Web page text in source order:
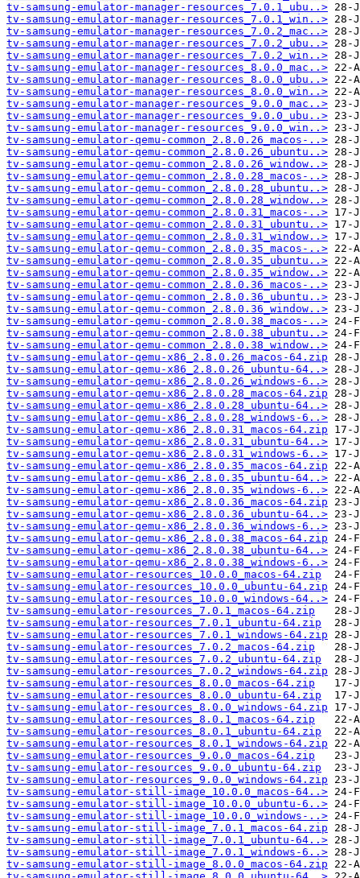
tv-samsung-emulator-manager-resources_7.0.1_ubu..>
tv-samsung-emulator-manager-resources_7.0.1_win..>
tv-samsung-emulator-manager-resources_7.0.2_mac..>
tv-samsung-emulator-manager-resources_7.0.2_ubu..>
tv-samsung-emulator-manager-resources_7.0.2_win..>
tv-samsung-emulator-manager-resources_8.0.0_mac..>
tv-samsung-emulator-manager-resources_8.0.0_ubu..>
tv-samsung-emulator-manager-resources_8.0.0_win..>
tv-samsung-emulator-manager-resources_9.0.0_mac..>
tv-samsung-emulator-manager-resources_9.0.0_ubu..>
tv-samsung-emulator-manager-resources_9.0.0_win..>
tv-samsung-emulator-qemu-common_2.8.0.26_macos-..>
tv-samsung-emulator-qemu-common_2.8.0.26_ubuntu..>
tv-samsung-emulator-qemu-common_2.8.0.26_window..>
tv-samsung-emulator-qemu-common_2.8.0.28_macos-..>
tv-samsung-emulator-qemu-common_2.8.0.28_ubuntu..>
tv-samsung-emulator-qemu-common_2.8.0.28_window..>
tv-samsung-emulator-qemu-common_2.8.0.31_macos-..>
tv-samsung-emulator-qemu-common_2.8.0.31_ubuntu..>
tv-samsung-emulator-qemu-common_2.8.0.31_window..>
tv-samsung-emulator-qemu-common_2.8.0.35_macos-..>
tv-samsung-emulator-qemu-common_2.8.0.35_ubuntu..>
tv-samsung-emulator-qemu-common_2.8.0.35_window..>
tv-samsung-emulator-qemu-common_2.8.0.36_macos-..>
tv-samsung-emulator-qemu-common_2.8.0.36_ubuntu..>
tv-samsung-emulator-qemu-common_2.8.0.36_window..>
tv-samsung-emulator-qemu-common_2.8.0.38_macos-..>
tv-samsung-emulator-qemu-common_2.8.0.38_ubuntu..>
tv-samsung-emulator-qemu-common_2.8.0.38_window..>
tv-samsung-emulator-qemu-x86_2.8.0.26_macos-64.zip
tv-samsung-emulator-qemu-x86_2.8.0.26_ubuntu-64..>
tv-samsung-emulator-qemu-x86_2.8.0.26_windows-6..>
tv-samsung-emulator-qemu-x86_2.8.0.28_macos-64.zip
tv-samsung-emulator-qemu-x86_2.8.0.28_ubuntu-64..>
tv-samsung-emulator-qemu-x86_2.8.0.28_windows-6..>
tv-samsung-emulator-qemu-x86_2.8.0.31_macos-64.zip
tv-samsung-emulator-qemu-x86_2.8.0.31_ubuntu-64..>
tv-samsung-emulator-qemu-x86_2.8.0.31_windows-6..>
tv-samsung-emulator-qemu-x86_2.8.0.35_macos-64.zip
tv-samsung-emulator-qemu-x86_2.8.0.35_ubuntu-64..>
tv-samsung-emulator-qemu-x86_2.8.0.35_windows-6..>
tv-samsung-emulator-qemu-x86_2.8.0.36_macos-64.zip
tv-samsung-emulator-qemu-x86_2.8.0.36_ubuntu-64..>
tv-samsung-emulator-qemu-x86_2.8.0.36_windows-6..>
tv-samsung-emulator-qemu-x86_2.8.0.38_macos-64.zip
tv-samsung-emulator-qemu-x86_2.8.0.38_ubuntu-64..>
tv-samsung-emulator-qemu-x86_2.8.0.38_windows-6..>
tv-samsung-emulator-resources_10.0.0_macos-64.zip
tv-samsung-emulator-resources_10.0.0_ubuntu-64.zip
tv-samsung-emulator-resources_10.0.0_windows-64..>
tv-samsung-emulator-resources_7.0.1_macos-64.zip
tv-samsung-emulator-resources_7.0.1_ubuntu-64.zip
tv-samsung-emulator-resources_7.0.1_windows-64.zip
tv-samsung-emulator-resources_7.0.2_macos-64.zip
tv-samsung-emulator-resources_7.0.2_ubuntu-64.zip
tv-samsung-emulator-resources_7.0.2_windows-64.zip
tv-samsung-emulator-resources_8.0.0_macos-64.zip
tv-samsung-emulator-resources_8.0.0_ubuntu-64.zip
tv-samsung-emulator-resources_8.0.0_windows-64.zip
tv-samsung-emulator-resources_8.0.1_macos-64.zip
tv-samsung-emulator-resources_8.0.1_ubuntu-64.zip
tv-samsung-emulator-resources_8.0.1_windows-64.zip
tv-samsung-emulator-resources_9.0.0_macos-64.zip
tv-samsung-emulator-resources_9.0.0_ubuntu-64.zip
tv-samsung-emulator-resources_9.0.0_windows-64.zip
tv-samsung-emulator-still-image_10.0.0_macos-64..>
tv-samsung-emulator-still-image_10.0.0_ubuntu-6..>
tv-samsung-emulator-still-image_10.0.0_windows-..>
tv-samsung-emulator-still-image_7.0.1_macos-64.zip
tv-samsung-emulator-still-image_7.0.1_ubuntu-64..>
tv-samsung-emulator-still-image_7.0.1_windows-6..>
tv-samsung-emulator-still-image_8.0.0_macos-64.zip